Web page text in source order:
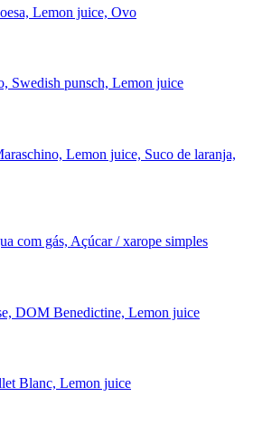
Lemon juice, Ovo
Swedish punsch, Lemon juice
Lemon juice, Suco de laranja,
com gás, Açúcar / xarope simples
DOM Benedictine, Lemon juice
Blanc, Lemon juice